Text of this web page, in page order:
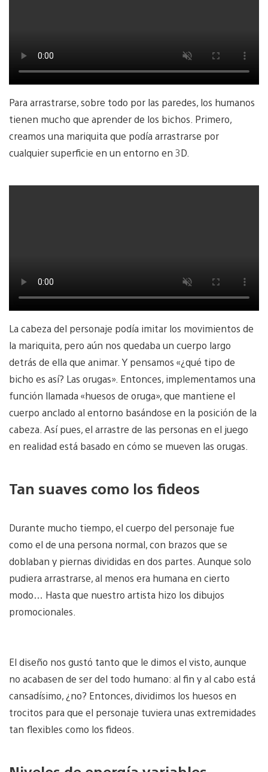
Para arrastrarse, sobre todo por las paredes, los humanos
tienen mucho que aprender de los bichos. Primero,
creamos una mariquita que podía arrastrarse por
cualquier superficie en un entorno en 3D.
La cabeza del personaje podía imitar los movimientos de
la mariquita, pero aún nos quedaba un cuerpo largo
detrás de ella que animar. Y pensamos «¿qué tipo de
bicho es así? Las orugas». Entonces, implementamos una
función llamada «huesos de oruga», que mantiene el
cuerpo anclado al entorno basándose en la posición de la
cabeza. Así pues, el arrastre de las personas en el juego
en realidad está basado en cómo se mueven las orugas.
Tan suaves como los fideos
Durante mucho tiempo, el cuerpo del personaje fue
como el de una persona normal, con brazos que se
doblaban y piernas divididas en dos partes. Aunque solo
pudiera arrastrarse, al menos era humana en cierto
modo… Hasta que nuestro artista hizo los dibujos
promocionales.
El diseño nos gustó tanto que le dimos el visto, aunque
no acabasen de ser del todo humano: al fin y al cabo está
cansadísimo, ¿no? Entonces, dividimos los huesos en
trocitos para que el personaje tuviera unas extremidades
tan flexibles como los fideos.